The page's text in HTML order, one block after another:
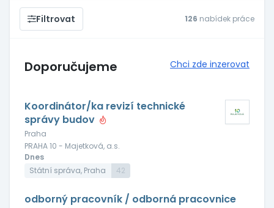
Filtrovat 126 nabídek práce
Doporučujeme Chci zde inzerovat
Koordinátor/ka revizí technické
správy budov
Praha
PRAHA 10 - Majetková, a.s.
Dnes
Státní správa, Praha
42
odborný pracovník / odborná pracovnice